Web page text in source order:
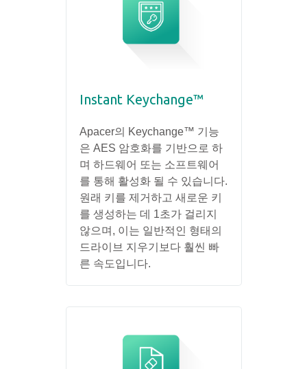
Instant Keychange™
Apacer의 Keychange™ 기능
은 AES 암호화를 기반으로 하
며 하드웨어 또는 소프트웨어
를 통해 활성화 될 수 있습니다.
원래 키를 제거하고 새로운 키
를 생성하는 데 1초가 걸리지
않으며, 이는 일반적인 형태의
드라이브 지우기보다 훨씬 빠
른 속도입니다.